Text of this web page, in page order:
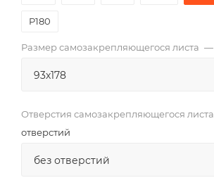
P180
Размер самозакрепляющегося листа —
Отверстия самозакрепляющегося листа
отверстий